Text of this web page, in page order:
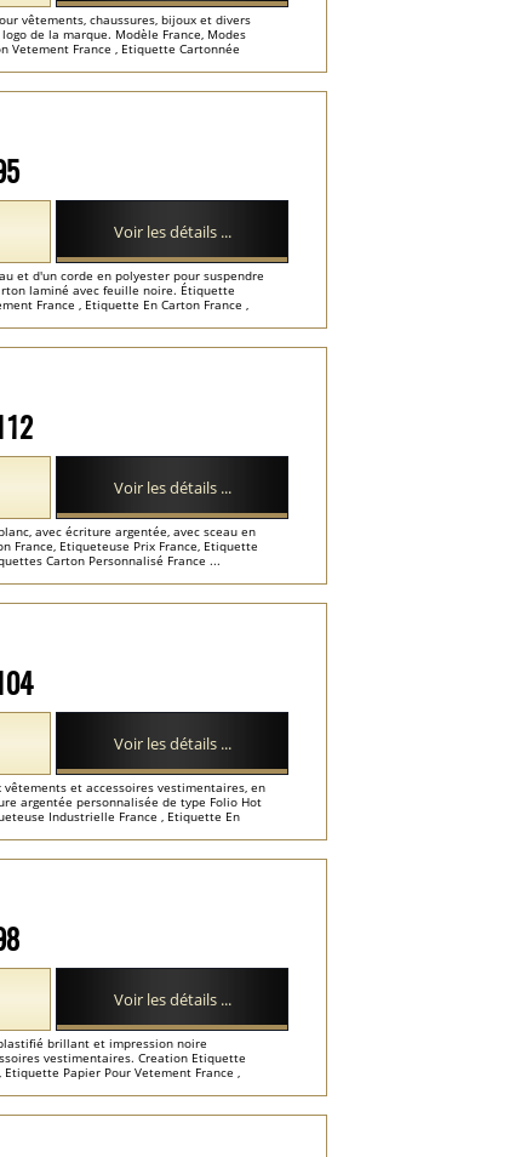
vêtements, chaussures, bijoux et divers
de la marque. Modèle France, Modes
Vetement France , Etiquette Cartonnée
et d'un corde en polyester pour suspendre
laminé avec feuille noire. Étiquette
France , Etiquette En Carton France ,
Voir les détails ...
avec écriture argentée, avec sceau en
France, Etiqueteuse Prix France, Etiquette
Carton Personnalisé France ...
Voir les détails ...
et accessoires vestimentaires, en
argentée personnalisée de type Folio Hot
Industrielle France , Etiquette En
Voir les détails ...
brillant et impression noire
vestimentaires. Creation Etiquette
Papier Pour Vetement France ,
Voir les détails ...